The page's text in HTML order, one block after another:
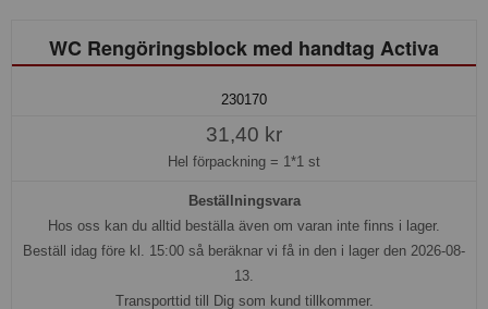
WC Rengöringsblock med handtag Activa
230170
31,40 kr
Hel förpackning = 1*1 st
Beställningsvara
Hos oss kan du alltid beställa även om varan inte finns i lager.
Beställ idag före kl. 15:00 så beräknar vi få in den i lager den 2026-08-
13.
Transporttid till Dig som kund tillkommer.